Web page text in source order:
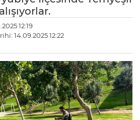
12:19
14.09.2025 12:22